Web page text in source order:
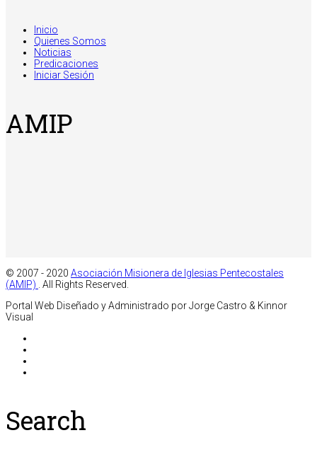
Inicio
Quienes Somos
Noticias
Predicaciones
Iniciar Sesión
AMIP
© 2007 - 2020 Asociación Misionera de Iglesias Pentecostales
(AMIP)
. All Rights Reserved.
Portal Web Diseñado y Administrado por Jorge Castro & Kinnor
Visual
Search